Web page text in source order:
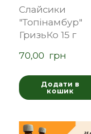
Слайсики
"Топінамбур"
ГризьКо 15 г
70,00  грн
Додати в
кошик